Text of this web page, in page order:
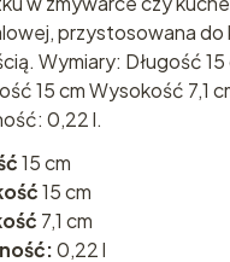
przystosowana do
Wymiary: Długość 15
15 cm Wysokość 7,1
0,22 l.
15 cm
15 cm
7,1 cm
0,22 l